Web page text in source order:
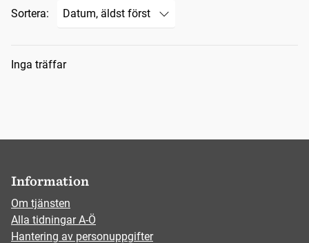
Sortera:
Sökresultat
Inga träffar
Information
Om tjänsten
Alla tidningar A-Ö
Hantering av personuppgifter